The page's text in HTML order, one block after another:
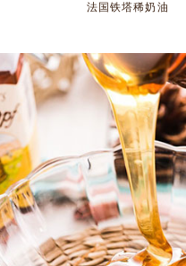
法国铁塔稀奶油